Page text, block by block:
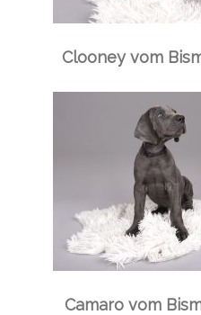
Clooney vom
Camaro vom